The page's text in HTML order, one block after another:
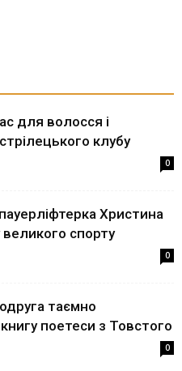
для волосся і
клубу
0
Христина
великого спорту
0
таємно
поетеси з Товстого
0